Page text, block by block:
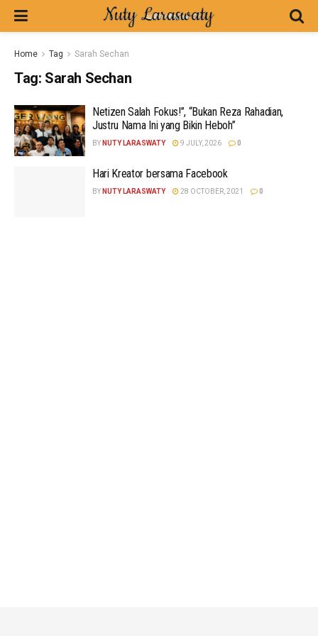
Home Tag Sarah Sechan
Tag: Sarah Sechan
Netizen Salah Fokus!”, “Bukan Reza Rahadian,
Justru Nama Ini yang Bikin Heboh”
BY NUTY LARASWATY 9 JULY, 2026 0
Hari Kreator bersama Facebook
BY NUTY LARASWATY 28 OCTOBER, 2021 0